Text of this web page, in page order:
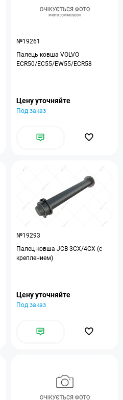
№19261
Палець ковша VOLVO
ECR50/EC55/EW55/ECR58
Цену уточняйте
Под заказ
№19293
Палец ковша JCB 3CX/4CX (с
креплением)
Цену уточняйте
Под заказ